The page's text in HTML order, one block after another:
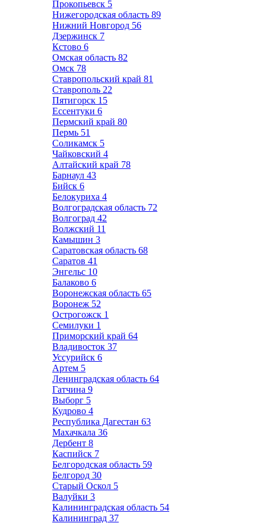
Прокопьевск 5
Нижегородская область 89
Нижний Новгород 56
Дзержинск 7
Кстово 6
Омская область 82
Омск 78
Ставропольский край 81
Ставрополь 22
Пятигорск 15
Ессентуки 6
Пермский край 80
Пермь 51
Соликамск 5
Чайковский 4
Алтайский край 78
Барнаул 43
Бийск 6
Белокуриха 4
Волгоградская область 72
Волгоград 42
Волжский 11
Камышин 3
Саратовская область 68
Саратов 41
Энгельс 10
Балаково 6
Воронежская область 65
Воронеж 52
Острогожск 1
Семилуки 1
Приморский край 64
Владивосток 37
Уссурийск 6
Артем 5
Ленинградская область 64
Гатчина 9
Выборг 5
Кудрово 4
Республика Дагестан 63
Махачкала 36
Дербент 8
Каспийск 7
Белгородская область 59
Белгород 30
Старый Оскол 5
Валуйки 3
Калининградская область 54
Калининград 37